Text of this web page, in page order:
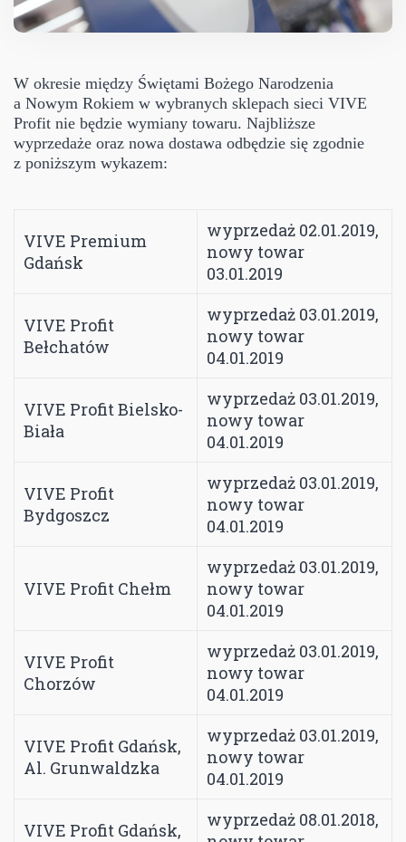
W okresie między Świętami Bożego Narodzenia
a Nowym Rokiem w wybranych sklepach sieci VIVE
Profit nie będzie wymiany towaru. Najbliższe
wyprzedaże oraz nowa dostawa odbędzie się zgodnie
z poniższym wykazem:
VIVE Premium
Gdańsk
wyprzedaż 02.01.2019,
nowy towar
03.01.2019
VIVE Profit
Bełchatów
wyprzedaż 03.01.2019,
nowy towar
04.01.2019
VIVE Profit Bielsko-
Biała
wyprzedaż 03.01.2019,
nowy towar
04.01.2019
VIVE Profit
Bydgoszcz
wyprzedaż 03.01.2019,
nowy towar
04.01.2019
VIVE Profit Chełm
wyprzedaż 03.01.2019,
nowy towar
04.01.2019
VIVE Profit
Chorzów
wyprzedaż 03.01.2019,
nowy towar
04.01.2019
VIVE Profit Gdańsk,
Al. Grunwaldzka
wyprzedaż 03.01.2019,
nowy towar
04.01.2019
VIVE Profit Gdańsk,
wyprzedaż 08.01.2018,